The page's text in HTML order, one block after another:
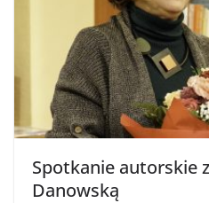
Spotkanie autorskie
Danowską